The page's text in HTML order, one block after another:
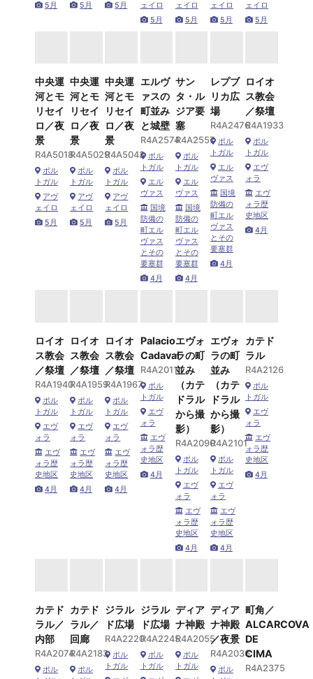
5月 5月 5月
ェイロ
5月
ェイロ
5月
ェイロ
5月
ェイロ
5月
中央運
河とモ
リセイ
ロ／夜
景
R4A5018
ポル
トガル
アヴ
ェイロ
5月
中央運
河とモ
リセイ
ロ／夜
景
R4A5029
ポル
トガル
アヴ
ェイロ
5月
中央運
河とモ
リセイ
ロ／夜
景
R4A5043
ポル
トガル
アヴ
ェイロ
5月
エルヴ
ァスの
町並み
と城壁
R4A2574
ポル
トガル
エル
ヴァス
国境
防備の
町エル
ヴァス
とその
要塞群
4月
サン
タ・ル
ジア要
塞
R4A2557
ポル
トガル
エル
ヴァス
国境
防備の
町エル
ヴァス
とその
要塞群
4月
レプブ
リカ広
場
R4A2476
ポル
トガル
エル
ヴァス
国境
防備の
町エル
ヴァス
とその
要塞群
4月
ロイオ
ス教会
／祭壇
R4A1933
ポル
トガル
エヴ
ォラ
エヴ
ォラ歴
史地区
4月
ロイオ
ス教会
／祭壇
R4A1940
ポル
トガル
エヴ
ォラ
エヴ
ォラ歴
史地区
4月
ロイオ
ス教会
／祭壇
R4A1959
ポル
トガル
エヴ
ォラ
エヴ
ォラ歴
史地区
4月
ロイオ
ス教会
／祭壇
R4A1967
ポル
トガル
エヴ
ォラ
エヴ
ォラ歴
史地区
4月
Palacio
Cadaval
R4A2011
ポル
トガル
エヴ
ォラ
エヴ
ォラ歴
史地区
4月
エヴォ
ラの町
並み
（カテ
ドラル
から撮
影）
R4A2090
ポル
トガル
エヴ
ォラ
エヴ
ォラ歴
史地区
4月
エヴォ
ラの町
並み
（カテ
ドラル
から撮
影）
R4A2101
ポル
トガル
エヴ
ォラ
エヴ
ォラ歴
史地区
4月
カテド
ラル
R4A2126
ポル
トガル
エヴ
ォラ
エヴ
ォラ歴
史地区
4月
カテド
ラル／
内部
R4A2074
ポル
カテド
ラル／
回廊
R4A2183
ポル
ジラル
ド広場
R4A2220
ポル
トガル
ジラル
ド広場
R4A2245
ポル
トガル
ディア
ナ神殿
R4A2055
ポル
トガル
ディア
ナ神殿
／夜景
R4A2036
ポル
町角／
ALCARCOVA
DE
CIMA
R4A2375